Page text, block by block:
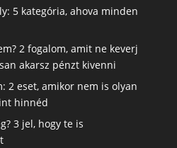
5 kategória, ahova minden
2 fogalom, amit ne keverj
akarsz pénzt kivenni
2 eset, amikor nem is olyan
hinnéd
3 jel, hogy te is